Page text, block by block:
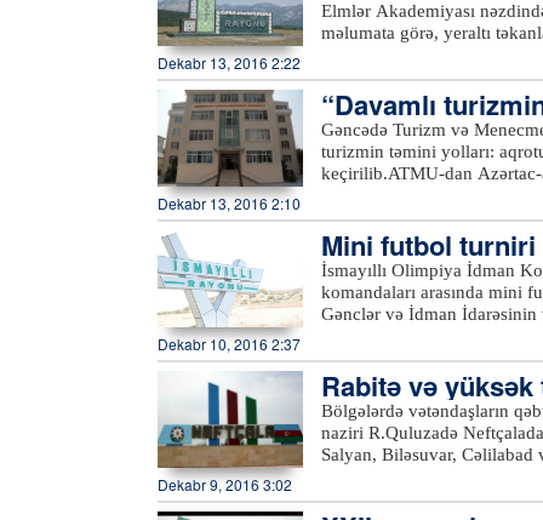
Elmlər Akademiyası
məlumata görə, yeraltı
episentrdə 4 bal, yaxın
Dekabr 13, 2016 2:22
“Davamlı
də”…
Gəncədə Turizm və
turizmin təmini yolları:
keçirilib.ATMU-dan
turizmin təmini yollarından
əməli tədbirlərin
Dekabr 13, 2016 2:10
Mini futbol
İsmayıllı Olimpiya İdman
komandaları arasında mini
Gənclər və İdman İdarəsinin
məktəbin komandası I yeri
komandaları
Dekabr 10, 2016 2:37
Rabitə və
edib
Bölgələrdə vətəndaşların
naziri R.Quluzadə
Salyan, Biləsuvar, Cəlilabad
xidmət mədəniyyəti və bu
Dekabr 9, 2016 3:02